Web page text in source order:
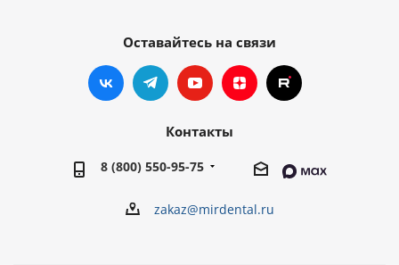
Оставайтесь на связи
Контакты
8 (800) 550-95-75
zakaz@mirdental.ru